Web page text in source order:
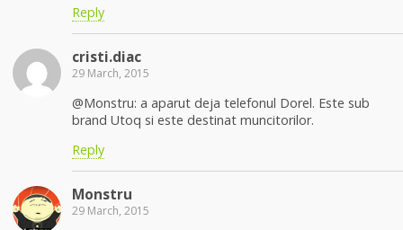
Reply
cristi.diac
29 March, 2015
@Monstru: a aparut deja telefonul Dorel. Este sub
brand Utoq si este destinat muncitorilor.
Reply
Monstru
29 March, 2015